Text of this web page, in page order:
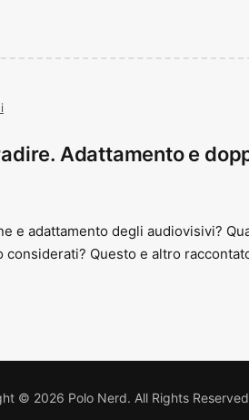
Adattamento e
e adattamento degli audiovisivi?
Questo e altro
© 2026 Polo Nerd. All Rights